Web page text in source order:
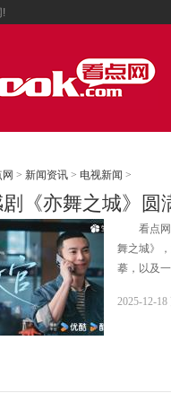
!
> 新闻资讯 > 电视新闻 >
《亦舞之城》圆
看点网讯
舞之城》
摹，以及
2025-12-18